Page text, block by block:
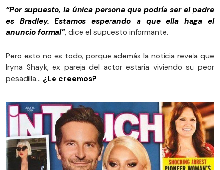
“Por supuesto, la única persona que podría ser el padre
es Bradley. Estamos esperando a que ella haga el
anuncio formal”, dice el supuesto informante.
Pero esto no es todo, porque además la noticia revela que
Iryna Shayk, ex pareja del actor estaría viviendo su peor
pesadilla… ¿Le creemos?